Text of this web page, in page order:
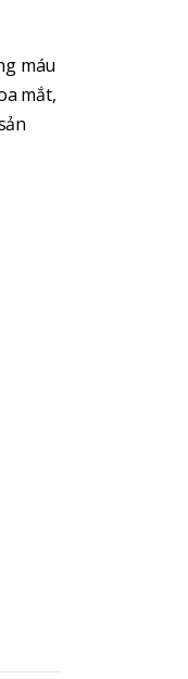
máu
mắt,